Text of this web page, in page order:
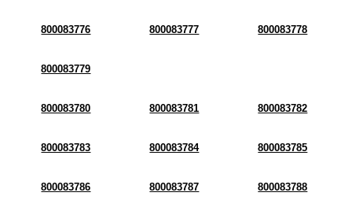
800083776 800083777 800083778
800083779
800083780 800083781 800083782
800083783 800083784 800083785
800083786 800083787 800083788